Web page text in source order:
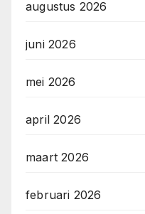
augustus 2026
juni 2026
mei 2026
april 2026
maart 2026
februari 2026